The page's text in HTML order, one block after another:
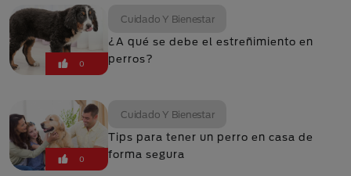
0
Cuidado Y Bienestar
¿A qué se debe el estreñimiento en
perros?
0
Cuidado Y Bienestar
Tips para tener un perro en casa de
forma segura